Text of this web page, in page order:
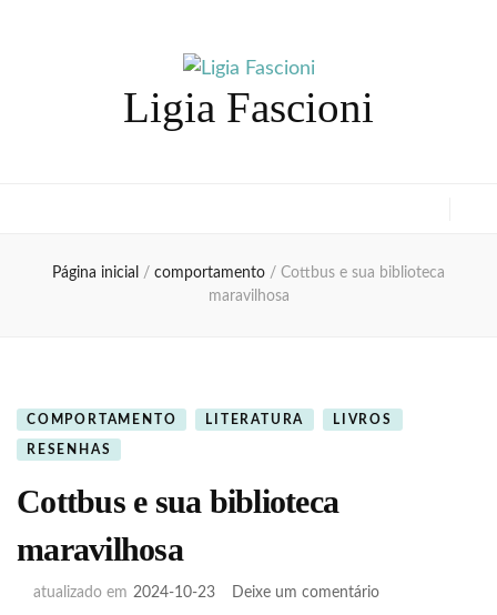
Ligia Fascioni
Página inicial / comportamento / Cottbus e sua biblioteca
maravilhosa
COMPORTAMENTO LITERATURA LIVROS
RESENHAS
Cottbus e sua biblioteca
maravilhosa
atualizado em 2024-10-23 Deixe um comentárioem